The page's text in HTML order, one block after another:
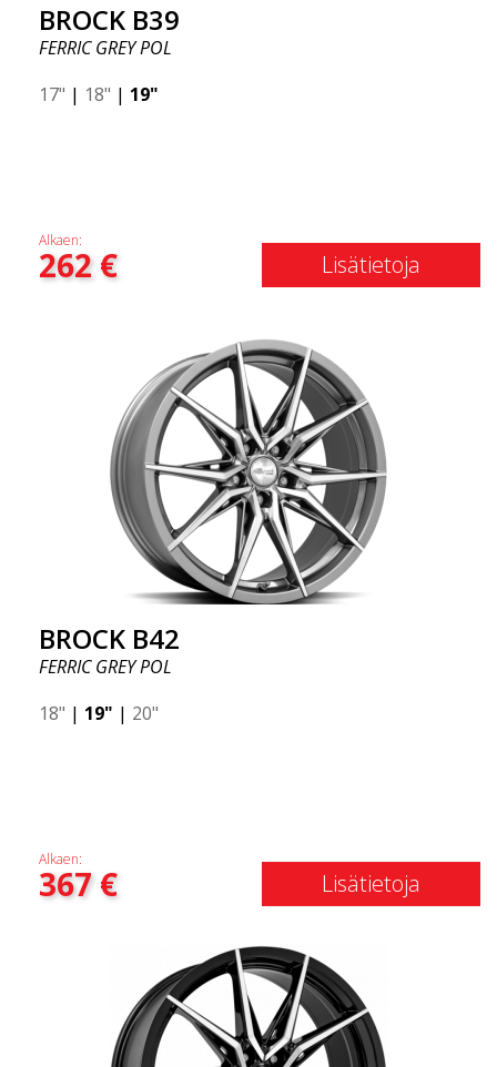
BROCK B39
FERRIC GREY POL
17" | 18" | 19"
Alkaen:
262€ Lisätietoja
BROCK B42
FERRIC GREY POL
18" | 19" | 20"
Alkaen:
367€ Lisätietoja